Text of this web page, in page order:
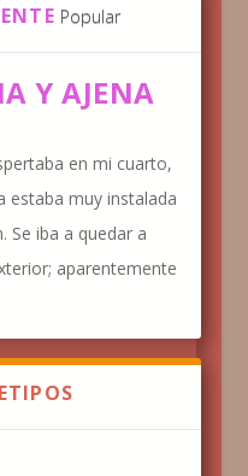
Popular
Y AJENA
en mi cuarto,
estaba muy instalada
Se iba a quedar a
aparentemente